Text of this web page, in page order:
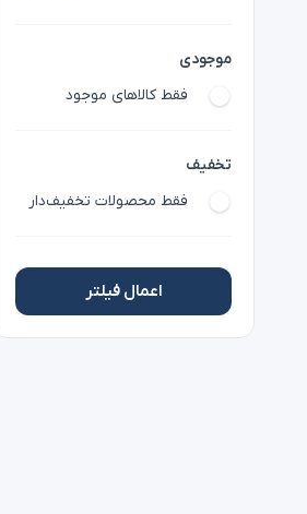
موجودی
فقط کالاهای موجود
تخفیف
فقط محصولات تخفیف‌دار
اعمال فیلتر